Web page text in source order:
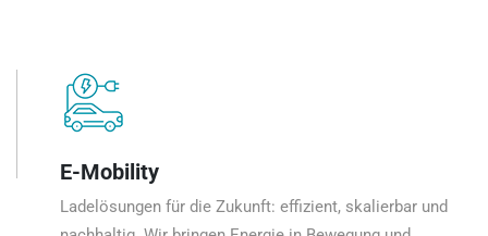
E-Mobility
Ladelösungen für die Zukunft: effizient, skalierbar und